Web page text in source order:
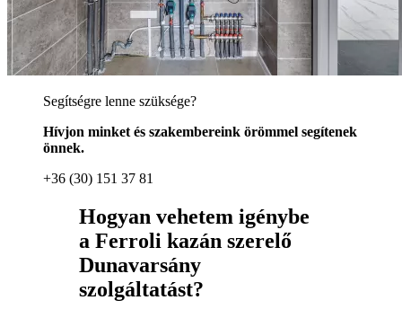
Segítségre lenne szüksége?
Hívjon minket és szakembereink örömmel segítenek
önnek.
+36 (30) 151 37 81
Hogyan vehetem igénybe
a Ferroli kazán szerelő
Dunavarsány
szolgáltatást?